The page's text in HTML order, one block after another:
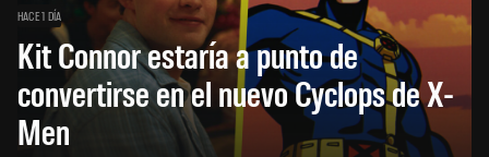
HACE 1 DÍA
Kit Connor estaría a punto de
convertirse en el nuevo Cyclops de X-
Men